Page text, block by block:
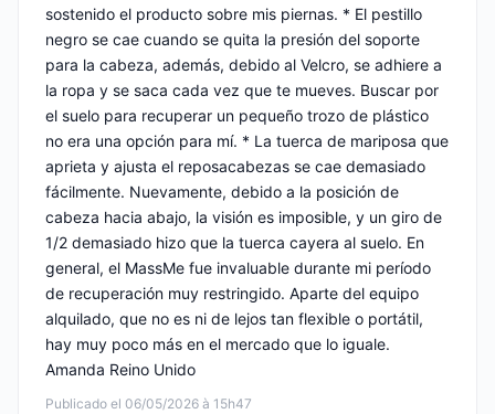
Publicado el 06/05/2026 à 15h47
sostenido el producto sobre mis piernas. * El pestillo
negro se cae cuando se quita la presión del soporte
para la cabeza, además, debido al Velcro, se adhiere a
la ropa y se saca cada vez que te mueves. Buscar por
el suelo para recuperar un pequeño trozo de plástico
no era una opción para mí. * La tuerca de mariposa que
aprieta y ajusta el reposacabezas se cae demasiado
fácilmente. Nuevamente, debido a la posición de
cabeza hacia abajo, la visión es imposible, y un giro de
1/2 demasiado hizo que la tuerca cayera al suelo. En
general, el MassMe fue invaluable durante mi período
de recuperación muy restringido. Aparte del equipo
alquilado, que no es ni de lejos tan flexible o portátil,
hay muy poco más en el mercado que lo iguale.
Amanda Reino Unido